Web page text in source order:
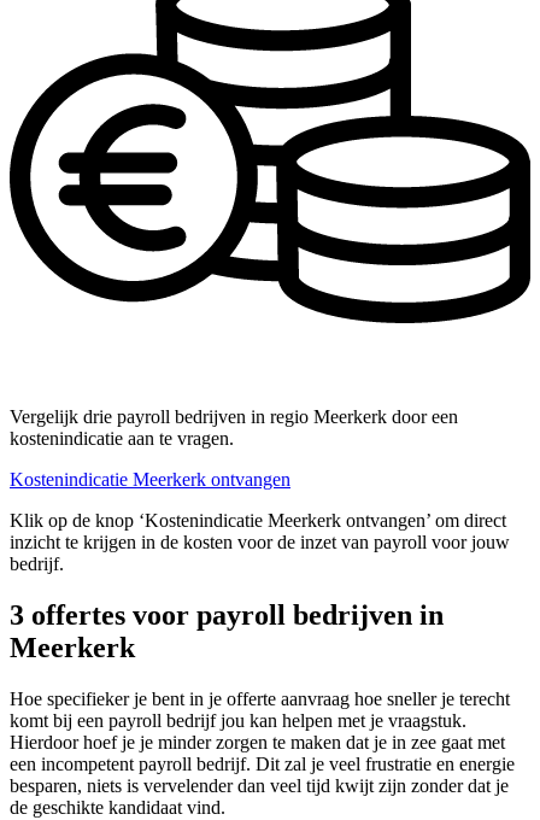
Vergelijk drie payroll bedrijven in regio Meerkerk door een
kostenindicatie aan te vragen.
Kostenindicatie Meerkerk ontvangen
Klik op de knop ‘Kostenindicatie Meerkerk ontvangen’ om direct
inzicht te krijgen in de kosten voor de inzet van payroll voor jouw
bedrijf.
3 offertes voor payroll bedrijven in
Meerkerk
Hoe specifieker je bent in je offerte aanvraag hoe sneller je terecht
komt bij een payroll bedrijf jou kan helpen met je vraagstuk.
Hierdoor hoef je je minder zorgen te maken dat je in zee gaat met
een incompetent payroll bedrijf. Dit zal je veel frustratie en energie
besparen, niets is vervelender dan veel tijd kwijt zijn zonder dat je
de geschikte kandidaat vind.